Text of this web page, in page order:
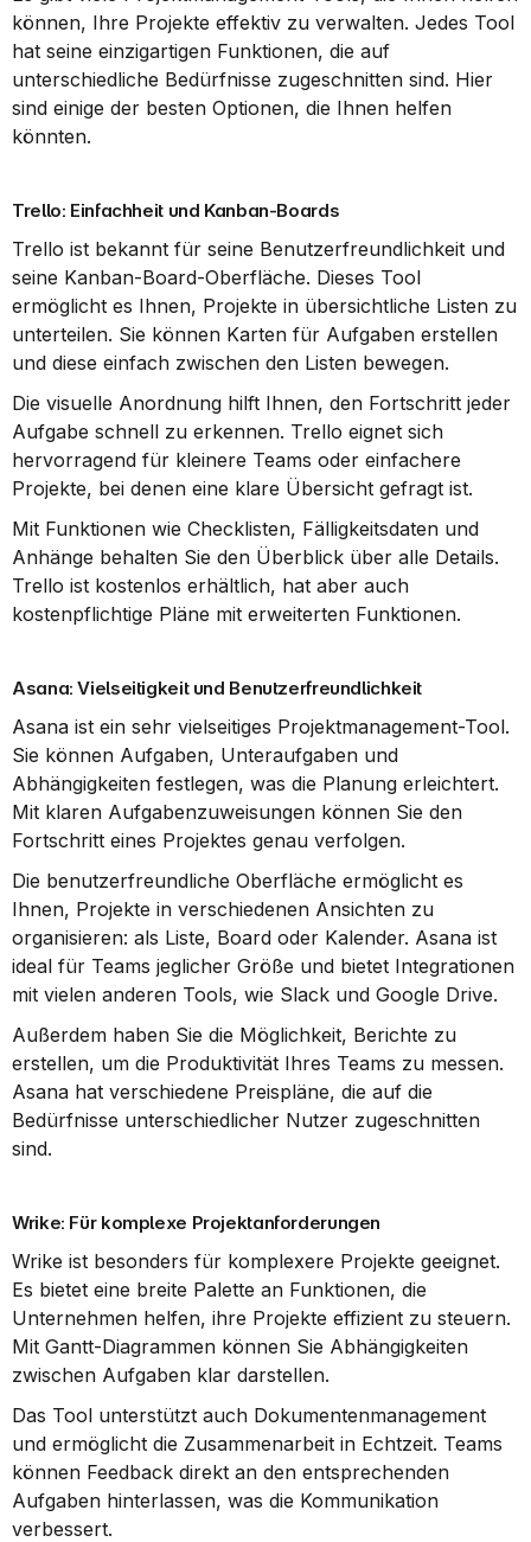
können, Ihre Projekte effektiv zu verwalten. Jedes Tool
hat seine einzigartigen Funktionen, die auf
unterschiedliche Bedürfnisse zugeschnitten sind. Hier
sind einige der besten Optionen, die Ihnen helfen
könnten.
Trello: Einfachheit und Kanban-Boards
Trello ist bekannt für seine Benutzerfreundlichkeit und
seine Kanban-Board-Oberfläche. Dieses Tool
ermöglicht es Ihnen, Projekte in übersichtliche Listen zu
unterteilen. Sie können Karten für Aufgaben erstellen
und diese einfach zwischen den Listen bewegen.
Die visuelle Anordnung hilft Ihnen, den Fortschritt jeder
Aufgabe schnell zu erkennen. Trello eignet sich
hervorragend für kleinere Teams oder einfachere
Projekte, bei denen eine klare Übersicht gefragt ist.
Mit Funktionen wie Checklisten, Fälligkeitsdaten und
Anhänge behalten Sie den Überblick über alle Details.
Trello ist kostenlos erhältlich, hat aber auch
kostenpflichtige Pläne mit erweiterten Funktionen.
Asana: Vielseitigkeit und Benutzerfreundlichkeit
Asana ist ein sehr vielseitiges Projektmanagement-Tool.
Sie können Aufgaben, Unteraufgaben und
Abhängigkeiten festlegen, was die Planung erleichtert.
Mit klaren Aufgabenzuweisungen können Sie den
Fortschritt eines Projektes genau verfolgen.
Die benutzerfreundliche Oberfläche ermöglicht es
Ihnen, Projekte in verschiedenen Ansichten zu
organisieren: als Liste, Board oder Kalender. Asana ist
ideal für Teams jeglicher Größe und bietet Integrationen
mit vielen anderen Tools, wie Slack und Google Drive.
Außerdem haben Sie die Möglichkeit, Berichte zu
erstellen, um die Produktivität Ihres Teams zu messen.
Asana hat verschiedene Preispläne, die auf die
Bedürfnisse unterschiedlicher Nutzer zugeschnitten
sind.
Wrike: Für komplexe Projektanforderungen
Wrike ist besonders für komplexere Projekte geeignet.
Es bietet eine breite Palette an Funktionen, die
Unternehmen helfen, ihre Projekte effizient zu steuern.
Mit Gantt-Diagrammen können Sie Abhängigkeiten
zwischen Aufgaben klar darstellen.
Das Tool unterstützt auch Dokumentenmanagement
und ermöglicht die Zusammenarbeit in Echtzeit. Teams
können Feedback direkt an den entsprechenden
Aufgaben hinterlassen, was die Kommunikation
verbessert.